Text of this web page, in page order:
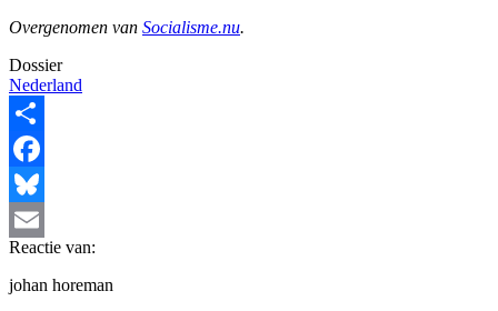
Overgenomen van Socialisme.nu.
Dossier
Nederland
Share
Facebook
Bluesky
Email
Reactie van:
johan horeman